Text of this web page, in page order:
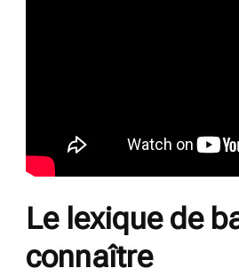
Le lexique de
connaître